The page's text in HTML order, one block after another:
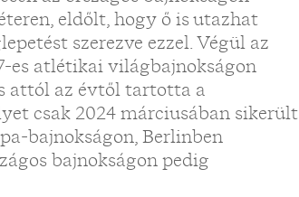
eldőlt, hogy ő is utazhat
szerezve ezzel. Végül az
es atlétikai világbajnokságon
attól az évtől tartotta a
csak 2024 márciusában sikerült
bajnokságon, Berlinben
bajnokságon pedig